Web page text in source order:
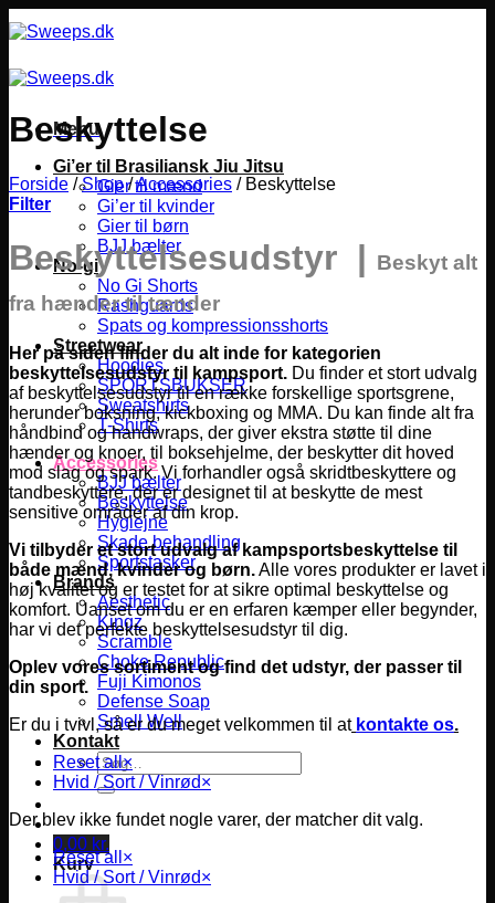
til
Menu
Gi’er til Brasiliansk Jiu Jitsu
Gier til mænd
Gi’er til kvinder
Gier til børn
BJJ bælter
No-gi
No Gi Shorts
Rashguards
Spats og kompressionsshorts
Streetwear
Hoodies
SPORTSBUKSER
Sweatshirts
T-Shirts
Accessories
BJJ bælter
Beskyttelse
Hygiejne
Skade behandling
Sportstasker
Brands
Aesthetic
Kingz
Scramble
Choke Republic
Fuji Kimonos
Defense Soap
Smell Well
Kontakt
Søg
efter:
0,00 kr.
Kurv
Beskyttelse
Forside / Shop /Accessories /Beskyttelse
Filter
Beskyttelsesudstyr | Beskyt alt
fra hænder til tænder
Her på siden finder du alt inde for kategorien
beskyttelsesudstyr til kampsport. Du finder et stort udvalg
af beskyttelsesudstyr til en række forskellige sportsgrene,
herunder boksning, kickboxing og MMA. Du kan finde alt fra
håndbind og handwraps, der giver ekstra støtte til dine
hænder og knoer, til boksehjelme, der beskytter dit hoved
mod slag og spark. Vi forhandler også skridtbeskyttere og
tandbeskyttere, der er designet til at beskytte de mest
sensitive områder af din krop.
Vi tilbyder et stort udvalg af kampsportsbeskyttelse til
både mænd, kvinder og børn.Alle vores produkter er lavet i
høj kvalitet og er testet for at sikre optimal beskyttelse og
komfort. Uanset om du er en erfaren kæmper eller begynder,
har vi det perfekte beskyttelsesudstyr til dig.
Oplev vores sortiment og find det udstyr, der passer til
din sport.
Er du i tvivl, så er du meget velkommen til at kontakte os.
Reset all×
Hvid / Sort / Vinrød×
Der blev ikke fundet nogle varer, der matcher dit valg.
Reset all ×
Hvid / Sort / Vinrød×